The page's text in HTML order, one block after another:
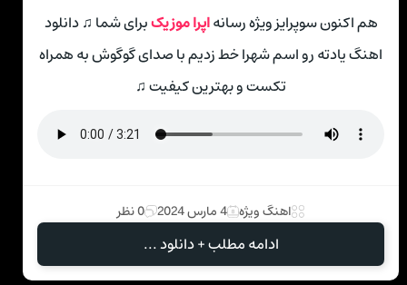
هم اکنون سوپرایز ویژه رسانهاپرا موزیکبرای شما ♫ دانلود
اهنگ یادته رو اسم شهرا خط زدیم با صدای گوگوش به همراه
تکست و بهترین کیفیت ♫
اهنگ ویژه 4 مارس 2024 0 نظر
ادامه مطلب + دانلود ...